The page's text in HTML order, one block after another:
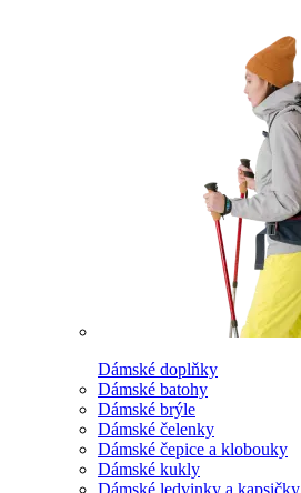
Dámské doplňky
Dámské batohy
Dámské brýle
Dámské čelenky
Dámské čepice a klobouky
Dámské kukly
Dámské ledvinky a kapsičky